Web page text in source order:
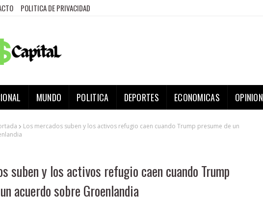
POLITICA DE PRIVACIDAD
MUNDO POLITICA DEPORTES ECONOMICAS OPINION
Los mercados suben y los activos refugio caen cuando Trump presume de un
suben y los activos refugio caen cuando Trump
acuerdo sobre Groenlandia